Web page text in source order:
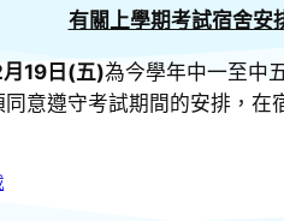
有關上學期考試宿舍安
19日(五)為今學年中一至中
意遵守考試期間的安排，